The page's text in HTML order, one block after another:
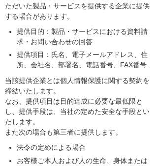
ただいた製品・サービスを提供する企業に提供
する場合があります。
提供目的：製品・サービスにおける資料請
求・お問い合わせの回答
提供項目：氏名、電子メールアドレス、住
所、会社名、部署名、電話番号、FAX番号
当該提供企業とは個人情報保護に関する契約を
締結いたします。
なお、提供項目は目的達成に必要な最低限と
し、提供手段は、当社の定めた安全な手段とい
たします。
また次の場合も第三者に提供します。
法令の定めによる場合
お客様ご本人および人の生命、身体または